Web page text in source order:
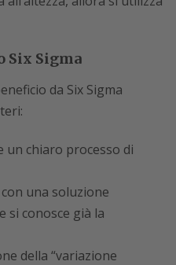
Six Sigma
da Six Sigma
un chiaro processo di
una soluzione
si conosce già la
della “variazione